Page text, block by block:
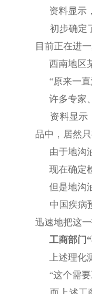
资料显示
初步确定
目前正在进
西南地区
“原来一
许多专家
资料显示
品中，居然
由于地沟
现在确定
但是地沟
中国疾病
迅速地把这
工商部门
上述理
“这个需